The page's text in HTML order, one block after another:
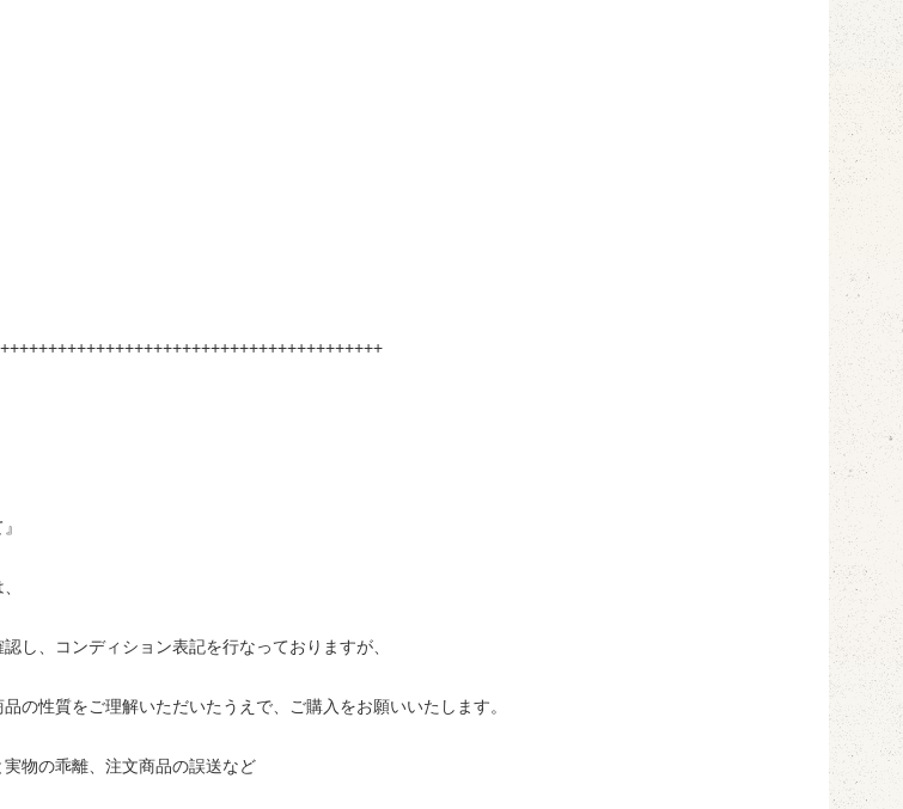
し、コンディション表記を行なっておりますが、
の性質をご理解いただいたうえで、ご購入をお願いいたします。
物の乖離、注文商品の誤送など